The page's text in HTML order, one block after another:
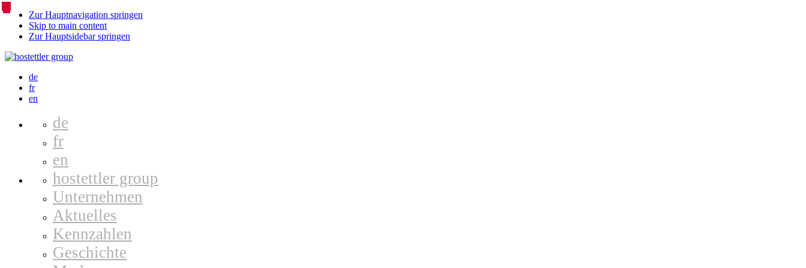
Zur Hauptnavigation springen
Skip to main content
Zur Hauptsidebar springen
Language
Switcher
de
fr
en
de
fr
en
hostettler group
Unternehmen
Aktuelles
Kennzahlen
Geschichte